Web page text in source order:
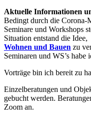
Aktuelle Informationen
Bedingt durch die Corona-
Seminare und Workshops
Situation entstand die Idee,
Wohnen und Bauen zu
Seminaren und WS’s
Vorträge bin ich bereit zu
Einzelberatungen und
gebucht werden.
Zoom an.